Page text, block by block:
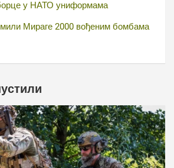
у НАТО униформама
Мираге 2000 вођеним бомбама